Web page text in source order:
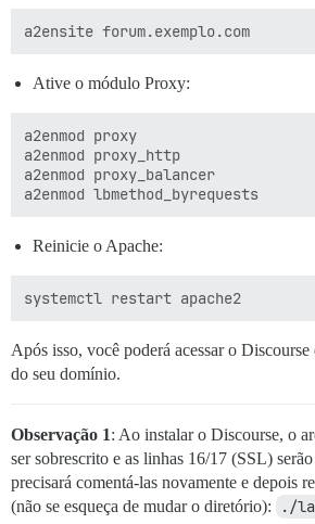
Ative o módulo Proxy:
a2enmod proxy
a2enmod proxy_http
a2enmod proxy_balancer
Reinicie o Apache:
Após isso, você poderá acessar o
do seu domínio.
Observação 1: Ao instalar o Discourse, o
ser sobrescrito e as linhas 16/17 (SSL)
precisará comentá-las novamente e depois
(não se esqueça de mudar o diretório):
./